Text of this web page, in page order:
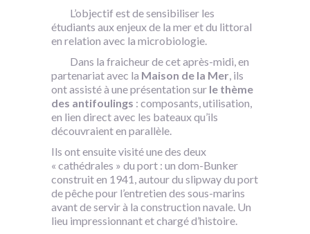
L’objectif est de sensibiliser les
étudiants aux enjeux de la mer et du littoral
en relation avec la microbiologie.
Dans la fraicheur de cet après-midi, en
partenariat avec la Maison de la Mer, ils
ont assisté à une présentation sur le thème
des antifoulings : composants, utilisation,
en lien direct avec les bateaux qu’ils
découvraient en parallèle.
Ils ont ensuite visité une des deux
« cathédrales » du port : un dom-Bunker
construit en 1941, autour du slipway du port
de pêche pour l’entretien des sous-marins
avant de servir à la construction navale. Un
lieu impressionnant et chargé d’histoire.